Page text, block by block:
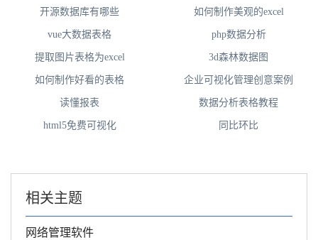
开源数据库有哪些 如何制作美观的excel
vue大数据表格 php数据分析
提取图片表格为excel 3d森林数据图
如何制作好看的表格 企业可视化管理创意案例
读懂报表 数据分析表格教程
html5免费可视化 同比环比
相关主题
网络管理软件